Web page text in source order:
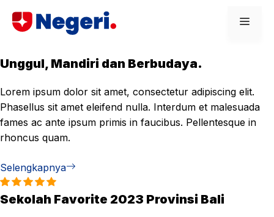
Unggul, Mandiri dan Berbudaya.
Lorem ipsum dolor sit amet, consectetur adipiscing elit.
Phasellus sit amet eleifend nulla. Interdum et malesuada
fames ac ante ipsum primis in faucibus. Pellentesque in
rhoncus quam.
Selengkapnya
Sekolah Favorite 2023 Provinsi Bali